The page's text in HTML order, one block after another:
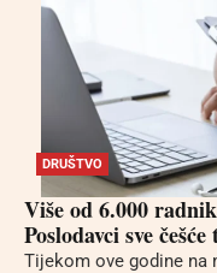
DRUŠTVO
Više od 6.000
Poslodavci sve
Tijekom ove godine na